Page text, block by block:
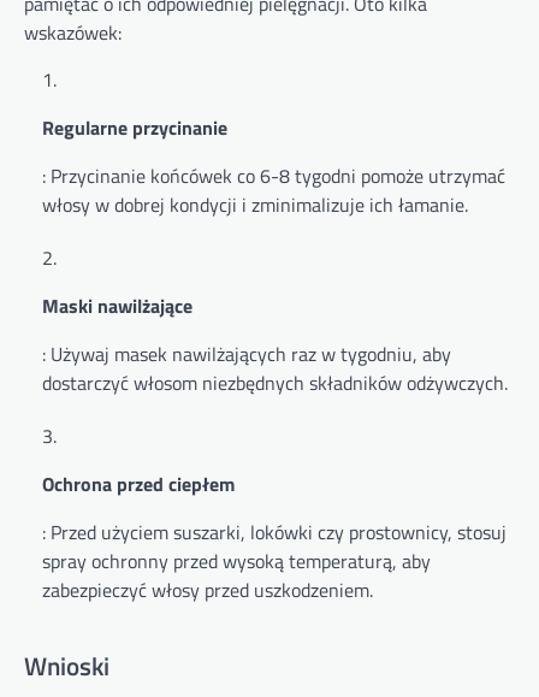
wskazówek:
Regularne przycinanie
: Przycinanie końcówek co 6-8 tygodni pomoże utrzymać
włosy w dobrej kondycji i zminimalizuje ich łamanie.
Maski nawilżające
: Używaj masek nawilżających raz w tygodniu, aby
dostarczyć włosom niezbędnych składników odżywczych.
Ochrona przed ciepłem
: Przed użyciem suszarki, lokówki czy prostownicy, stosuj
spray ochronny przed wysoką temperaturą, aby
zabezpieczyć włosy przed uszkodzeniem.
Wnioski